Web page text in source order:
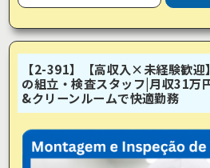
【2-391】【高収入×未経験歓
の組立・検査スタッフ|月収31万
&クリーンルームで快適勤務